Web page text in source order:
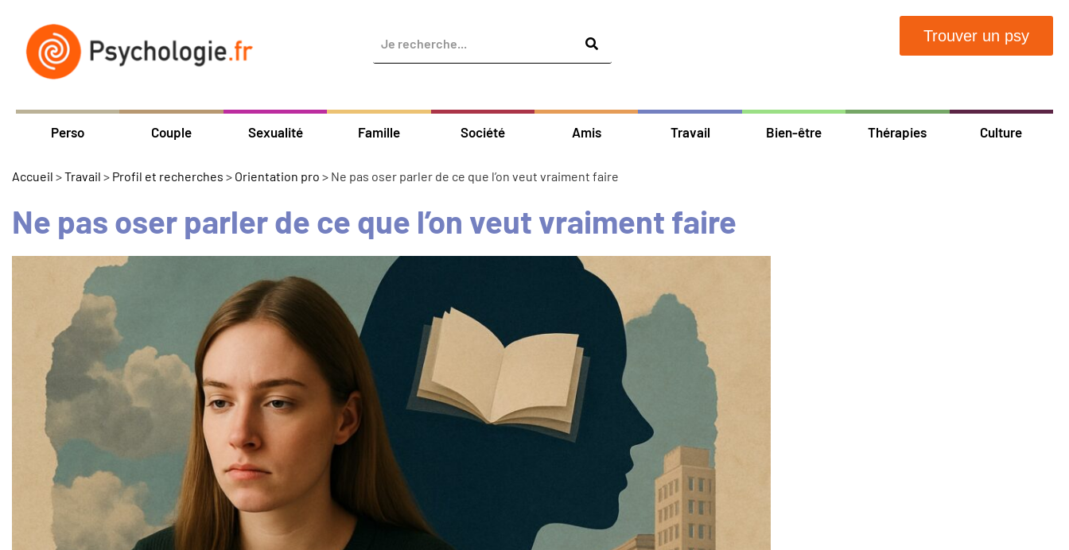
Trouver un psy
Perso Couple Sexualité Famille Société Amis Travail Bien-être Thérapies Culture
Accueil >Travail > Profil et recherches > Orientation pro > Ne pas oser parler de ce que l’on veut vraiment faire
Ne pas oser parler de ce que l’on veut vraiment faire